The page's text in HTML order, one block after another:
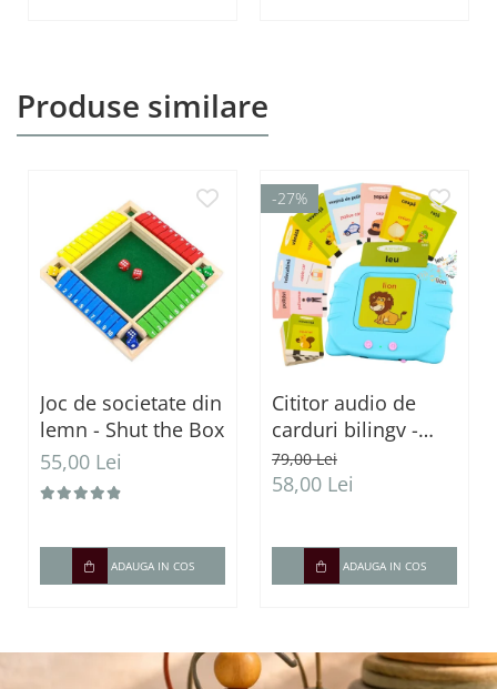
Produse similare
Joc de societate din
lemn - Shut the Box
55,00 Lei
ADAUGA IN COS
-27%
Cititor audio de
carduri bilingv -
Română & Engleză
Albastru (224
79,00 Lei
58,00 Lei
ADAUGA IN COS